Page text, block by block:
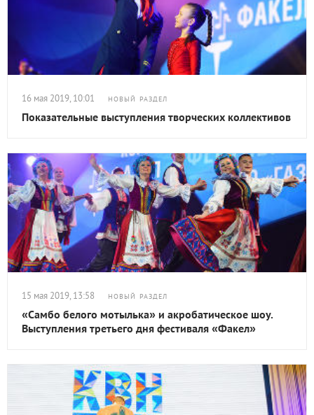
16 мая 2019, 10:01 НОВЫЙ РАЗДЕЛ
Показательные выступления творческих коллективов
15 мая 2019, 13:58 НОВЫЙ РАЗДЕЛ
«Самбо белого мотылька» и акробатическое шоу.
Выступления третьего дня фестиваля «Факел»